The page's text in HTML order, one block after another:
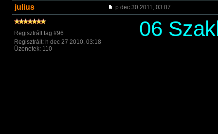
julius p dec 30 2011, 03:07
Regisztrált tag #96
Regisztrált: h dec 27 2010, 03:18
Üzenetek: 110
06